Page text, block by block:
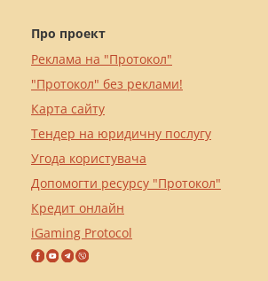
Про проект
Реклама на "Протокол"
"Протокол" без реклами!
Карта сайту
Тендер на юридичну послугу
Угода користувача
Допомогти ресурсу "Протокол"
Кредит онлайн
iGaming Protocol